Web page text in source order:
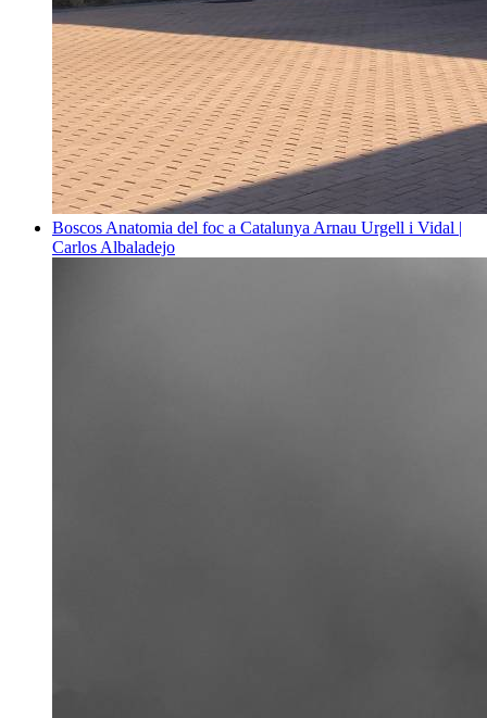
Boscos Anatomia del foc a Catalunya Arnau Urgell i Vidal |
Carlos Albaladejo